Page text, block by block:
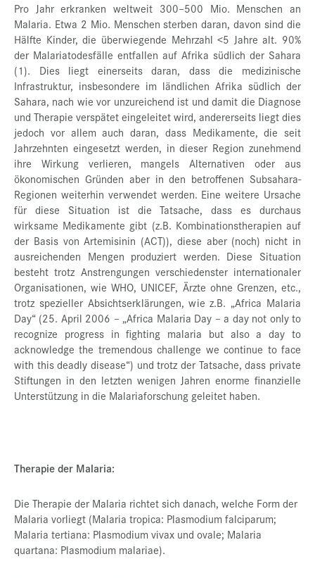
Pro Jahr erkranken weltweit 300–500 Mio. Menschen an
Malaria. Etwa 2 Mio. Menschen sterben daran, davon sind die
Hälfte Kinder, die überwiegende Mehrzahl <5 Jahre alt. 90%
der Malariatodesfälle entfallen auf Afrika südlich der Sahara
(1). Dies liegt einerseits daran, dass die medizinische
Infrastruktur, insbesondere im ländlichen Afrika südlich der
Sahara, nach wie vor unzureichend ist und damit die Diagnose
und Therapie verspätet eingeleitet wird, andererseits liegt dies
jedoch vor allem auch daran, dass Medikamente, die seit
Jahrzehnten eingesetzt werden, in dieser Region zunehmend
ihre Wirkung verlieren, mangels Alternativen oder aus
ökonomischen Gründen aber in den betroffenen Subsahara-
Regionen weiterhin verwendet werden. Eine weitere Ursache
für diese Situation ist die Tatsache, dass es durchaus
wirksame Medikamente gibt (z.B. Kombinationstherapien auf
der Basis von Artemisinin (ACT)), diese aber (noch) nicht in
ausreichenden Mengen produziert werden. Diese Situation
besteht trotz Anstrengungen verschiedenster internationaler
Organisationen, wie WHO, UNICEF, Ärzte ohne Grenzen, etc.,
trotz spezieller Absichtserklärungen, wie z.B. „Africa Malaria
Day“ (25. April 2006 – „Africa Malaria Day – a day not only to
recognize progress in fighting malaria but also a day to
acknowledge the tremendous challenge we continue to face
with this deadly disease“) und trotz der Tatsache, dass private
Stiftungen in den letzten wenigen Jahren enorme finanzielle
Unterstützung in die Malariaforschung geleitet haben.
Therapie der Malaria:
Die Therapie der Malaria richtet sich danach, welche Form der
Malaria vorliegt (Malaria tropica: Plasmodium falciparum;
Malaria tertiana: Plasmodium vivax und ovale; Malaria
quartana: Plasmodium malariae).